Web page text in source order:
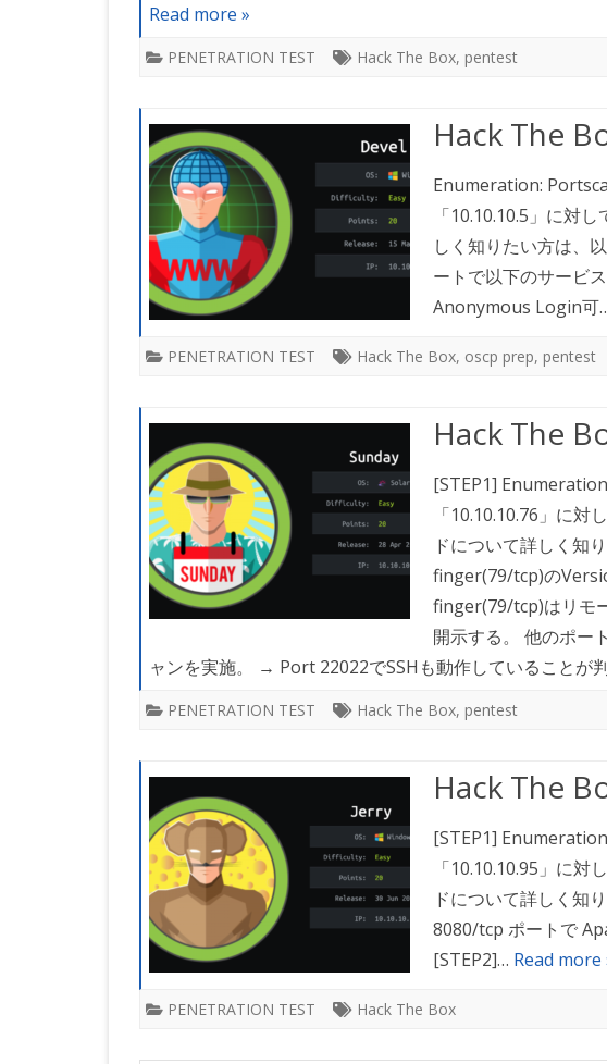
Read more »
PENETRATION TEST Hack The Box, pentest
Hack The
Enumeration:
「10.10.10.5」に対
しく知りたい方は、
ートで以下のサービ
Anonymous Login可
PENETRATION TEST Hack The Box, oscp prep, pentest
Hack The
[STEP1]
「10.10.10.76」に
ドについて詳しく知
finger(79/tcp)の
finger(79/tcp)はリモ
開示する。 他のポー
ャンを実施。 → Port 22022でSSHも動作していることが
PENETRATION TEST Hack The Box, pentest
Hack The
[STEP1]
「10.10.10.95」に
ドについて詳しく知
8080/tcp ポートで
[STEP2]… Read more
PENETRATION TEST Hack The Box